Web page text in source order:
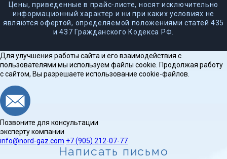
Цены, приведенные в прайс-листе, носят исключительно
информационный характер и ни при каких условиях не
являются офертой, определяемой положениями статей 435
и 437 Гражданского Кодекса РФ.
Для улучшения работы сайта и его взаимодействия с
пользователями мы используем файлы cookie. Продолжая работу
с сайтом, Вы разрешаете использование cookie-файлов.
Позвоните для консультации
эксперту компании
info@nord-gaz.com +7 (905) 212-07-77
Написать письмо